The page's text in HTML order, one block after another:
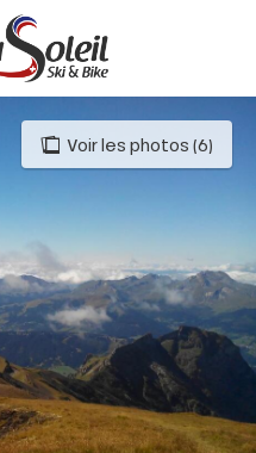
Voir les photos (6)